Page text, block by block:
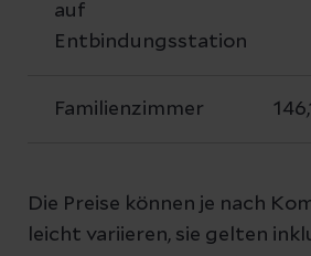
auf
Entbindungsstation
Familienzimmer
Die Preise können je nach
leicht variieren, sie gelten